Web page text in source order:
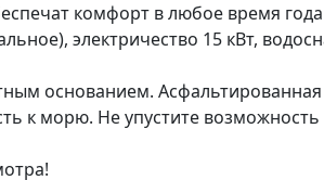
комфорт в любое время года
электричество 15 кВт,
основанием. Асфальтированная
к морю. Не упустите возможность